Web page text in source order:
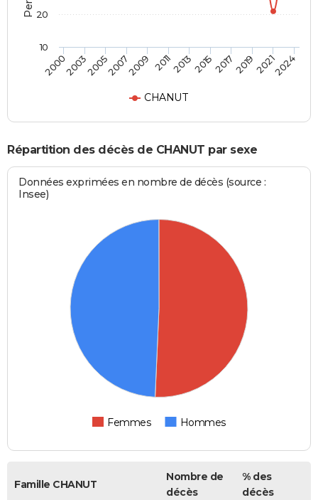
CHANUT
20002003200520072009 2011201320152017201920212024
10
20
Répartition des décès de CHANUT par sexe
Données exprimées en nombre de décès (source :
Insee)
Femmes Hommes
Famille CHANUT
Nombre de
décès
% des
décès